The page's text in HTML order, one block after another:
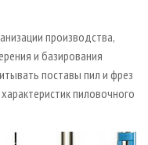
производства,
и базирования
поставы пил и фрез
пиловочного